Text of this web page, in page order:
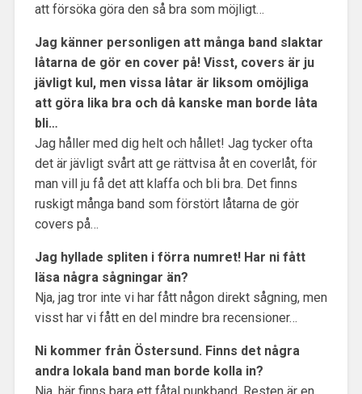
att försöka göra den så bra som möjligt…
Jag känner personligen att många band slaktar
låtarna de gör en cover på! Visst, covers är ju
jävligt kul, men vissa låtar är liksom omöjliga
att göra lika bra och då kanske man borde låta
bli…
Jag håller med dig helt och hållet! Jag tycker ofta
det är jävligt svårt att ge rättvisa åt en coverlåt, för
man vill ju få det att klaffa och bli bra. Det finns
ruskigt många band som förstört låtarna de gör
covers på…
Jag hyllade spliten i förra numret! Har ni fått
läsa några sågningar än?
Nja, jag tror inte vi har fått någon direkt sågning, men
visst har vi fått en del mindre bra recensioner…
Ni kommer från Östersund. Finns det några
andra lokala band man borde kolla in?